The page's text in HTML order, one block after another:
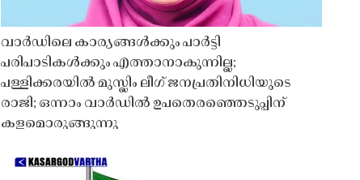
വാർഡിലെ കാര്യങ്ങൾക്കും പാർട്ടി
പരിപാടികൾക്കും എത്താനാകുന്നില്ല;
പള്ളിക്കരയിൽ മുസ്ലിം ലീഗ് ജനപ്രതിനിധിയുടെ
രാജി; ഒന്നാം വാർഡിൽ ഉപതെരഞ്ഞെടുപ്പിന്
കളമൊരുങ്ങുന്നു